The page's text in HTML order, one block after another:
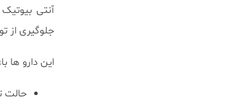
آنتی
جلوگیری از
این دارو ها
حالت